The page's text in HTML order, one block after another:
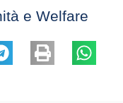
e Welfare